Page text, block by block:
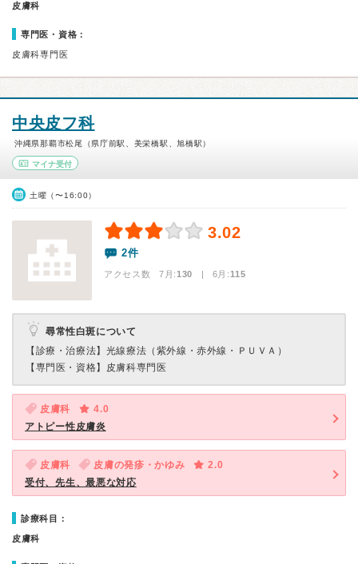
皮膚科
専門医・資格：
皮膚科専門医
中央皮フ科
沖縄県那覇市松尾（県庁前駅、美栄橋駅、旭橋駅）
マイナ受付
土曜（〜16:00）
3.02
2件
アクセス数 7月:130 | 6月:115
尋常性白斑について
【診療・治療法】 光線療法（紫外線・赤外線・ＰＵＶＡ）
【専門医・資格】 皮膚科専門医
皮膚科
4.0
アトピー性皮膚炎
皮膚科 皮膚の発疹・かゆみ
2.0
受付、先生、最悪な対応
診療科目：
皮膚科